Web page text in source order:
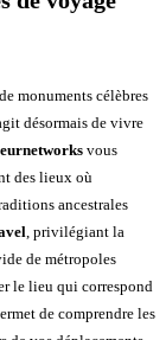
monuments célèbres
désormais de vivre
vous
des lieux où
ancestrales
, privilégiant la
de métropoles
le lieu qui correspond
de comprendre les